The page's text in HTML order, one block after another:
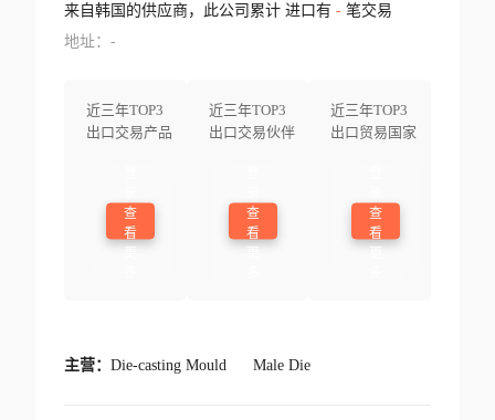
来自韩国的供应商，此公司累计 进口有 -笔交易
地址：-
近三年TOP3
出口交易产品
查
看
近三年TOP3
出口交易伙伴
查
看
近三年TOP3
出口贸易国家
查
看
主营： Die-casting Mould Male Die